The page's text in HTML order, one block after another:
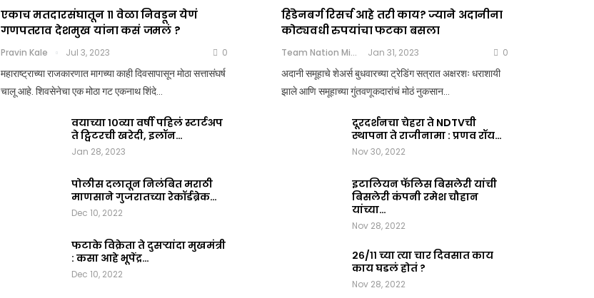
कधी
आला?
Jul
8,
0
यांना
कसं
जमलं
?
Pravin Kale
Jul
एकाच मतदारसंघातून ११ वेळा निवडून येणं
गणपतराव देशमुख यांना कसं जमलं ?
Pravin Kale Jul 3, 2023 0
महाराष्ट्राच्या राजकारणात मागच्या काही दिवसापासून मोठा सत्तासंघर्ष
चालू आहे. शिवसेनेचा एक मोठा गट एकनाथ शिंदे…
वयाच्या १०व्या वर्षी पहिलं स्टार्टअप
ते ट्विटरची खरेदी, इलॉन…
Jan 28, 2023
पोलीस दलातून निलंबित मराठी
माणसाने गुजरातच्या रेकॉर्डब्रेक…
Dec 10, 2022
फटाके विक्रेता ते दुसऱ्यांदा मुखमंत्री
: कसा आहे भूपेंद्र…
Dec 10, 2022
हिंडेनबर्ग रिसर्च आहे तरी काय? ज्याने अदानीना
कोट्यवधी रुपयांचा फटका बसला
Team Nation Mic Jan 31, 2023 0
अदानी समूहाचे शेअर्स बुधवारच्या ट्रेडिंग सत्रात अक्षरशः धराशायी
झाले आणि समूहाच्या गुंतवणूकदारांचं मोठं नुकसान…
दूरदर्शनचा चेहरा ते NDTVची
स्थापना ते राजीनामा : प्रणव रॉय…
Nov 30, 2022
इटालियन फॅलिस बिसलेरी यांची
बिसलेरी कंपनी रमेश चौहान
यांच्या…
Nov 28, 2022
२६/११ च्या त्या चार दिवसात काय
काय घडलं होतं ?
Nov 28, 2022